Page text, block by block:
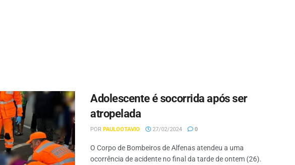
Adolescente é socorrida após ser
atropelada
POR PAULOOTAVIO 27/02/2024 0
O Corpo de Bombeiros de Alfenas atendeu a uma
ocorrência de acidente no final da tarde de ontem (26).